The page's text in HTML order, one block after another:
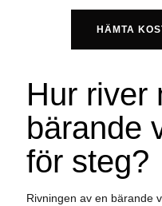
HÄMTA
Hur river
bärande
för steg?
Rivningen av en bärande